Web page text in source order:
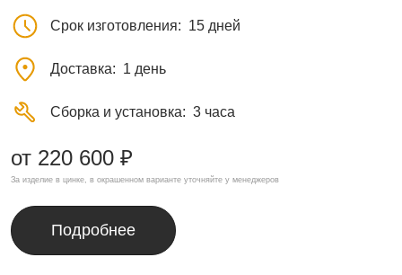
Срок изготовления 15 дней
Доставка 1 день
Сборка и установка 3 часа
от 220 600 ₽
За изделие в цинке, в окрашенном варианте уточняйте у менеджеров
Подробнее